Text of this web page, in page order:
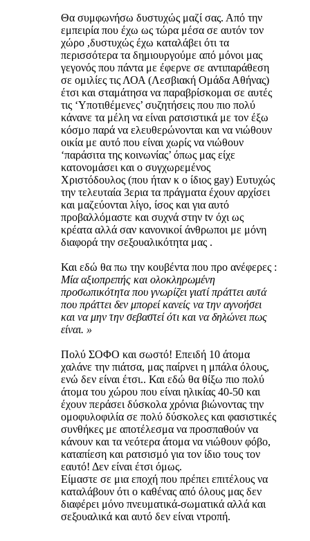
Θα συμφωνήσω δυστυχώς μαζί σας. Από την
εμπειρία που έχω ως τώρα μέσα σε αυτόν τον
χώρο ,δυστυχώς έχω καταλάβει ότι τα
περισσότερα τα δημιουργούμε από μόνοι μας
γεγονός που πάντα με έφερνε σε αντιπαράθεση
σε ομιλίες τις ΛΟΑ (Λεσβιακή Ομάδα Αθήνας)
έτσι και σταμάτησα να παραβρίσκομαι σε αυτές
τις ‘Υποτιθέμενες’ συζητήσεις που πιο πολύ
κάνανε τα μέλη να είναι ρατσιστικά με τον έξω
κόσμο παρά να ελευθερώνονται και να νιώθουν
οικία με αυτό που είναι χωρίς να νιώθουν
‘παράσιτα της κοινωνίας’ όπως μας είχε
κατονομάσει και ο συγχωρεμένος
Χριστόδουλος (που ήταν κ ο ίδιος gay) Ευτυχώς
την τελευταία 3ερια τα πράγματα έχουν αρχίσει
και μαζεύονται λίγο, ίσος και για αυτό
προβαλλόμαστε και συχνά στην tv όχι ως
κρέατα αλλά σαν κανονικοί άνθρωποι με μόνη
διαφορά την σεξουαλικότητα μας .
Και εδώ θα πω την κουβέντα που προ ανέφερες :
Μία αξιοπρεπής και ολοκληρωμένη
προσωπικότητα που γνωρίζει γιατί πράττει αυτά
που πράττει δεν μπορεί κανείς να την αγνοήσει
και να μην την σεβαστεί ότι και να δηλώνει πως
είναι. »
Πολύ ΣΟΦΟ και σωστό! Επειδή 10 άτομα
χαλάνε την πιάτσα, μας παίρνει η μπάλα όλους,
ενώ δεν είναι έτσι.. Και εδώ θα θίξω πιο πολύ
άτομα του χώρου που είναι ηλικίας 40-50 και
έχουν περάσει δύσκολα χρόνια βιώνοντας την
ομοφυλοφιλία σε πολύ δύσκολες και φασιστικές
συνθήκες με αποτέλεσμα να προσπαθούν να
κάνουν και τα νεότερα άτομα να νιώθουν φόβο,
καταπίεση και ρατσισμό για τον ίδιο τους τον
εαυτό! Δεν είναι έτσι όμως.
Είμαστε σε μια εποχή που πρέπει επιτέλους να
καταλάβουν ότι ο καθένας από όλους μας δεν
διαφέρει μόνο πνευματικά-σωματικά αλλά και
σεξουαλικά και αυτό δεν είναι ντροπή.